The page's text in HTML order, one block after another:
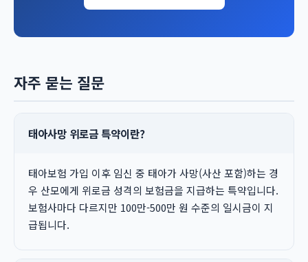
자주 묻는 질문
태아사망 위로금 특약이란?
태아보험 가입 이후 임신 중 태아가 사망(사산 포함)하는 경
우 산모에게 위로금 성격의 보험금을 지급하는 특약입니다.
보험사마다 다르지만 100만-500만 원 수준의 일시금이 지
급됩니다.